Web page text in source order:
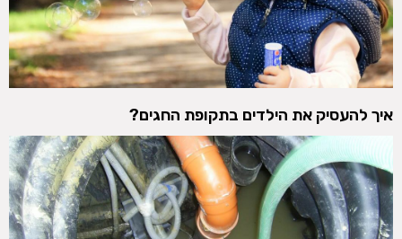
איך להעסיק את הילדים בתקופת החגים?